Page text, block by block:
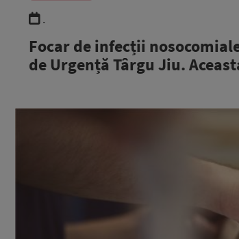
.
Focar de infecții
de Urgență Târgu Jiu.